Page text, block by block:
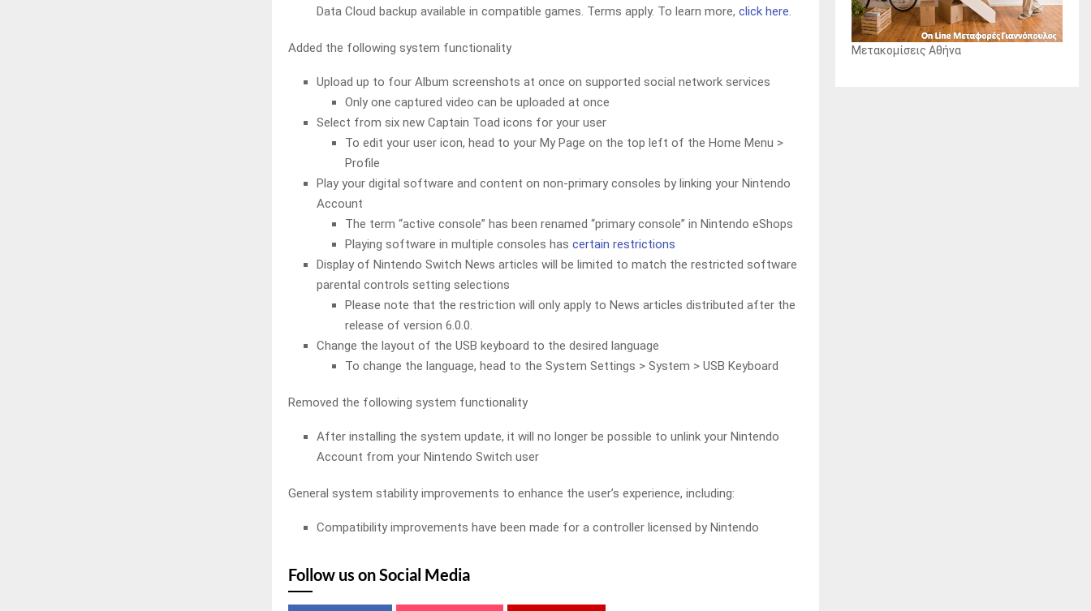
Data Cloud backup available in compatible games. Terms apply. To learn more, click here.
Added the following system functionality
Upload up to four Album screenshots at once on supported social network services
Only one captured video can be uploaded at once
Select from six new Captain Toad icons for your user
To edit your user icon, head to your My Page on the top left of the Home Menu >
Profile
Play your digital software and content on non-primary consoles by linking your Nintendo
Account
The term “active console” has been renamed “primary console” in Nintendo eShops
Playing software in multiple consoles has certain restrictions
Display of Nintendo Switch News articles will be limited to match the restricted software
parental controls setting selections
Please note that the restriction will only apply to News articles distributed after the
release of version 6.0.0.
Change the layout of the USB keyboard to the desired language
To change the language, head to the System Settings > System > USB Keyboard
Removed the following system functionality
After installing the system update, it will no longer be possible to unlink your Nintendo
Account from your Nintendo Switch user
General system stability improvements to enhance the user’s experience, including:
Compatibility improvements have been made for a controller licensed by Nintendo
Follow us on Social Media
Μετακομίσεις Αθήνα